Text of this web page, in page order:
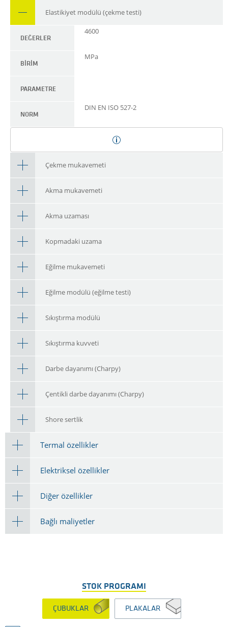
Elastikiyet modülü (çekme testi)
DEĞERLER
4600
BIRIM
MPa
PARAMETRE
NORM
DIN EN ISO 527-2
Çekme mukavemeti
Akma mukavemeti
Akma uzaması
Kopmadaki uzama
Eğilme mukavemeti
Eğilme modülü (eğilme testi)
Sıkıştırma modülü
Sıkıştırma kuvveti
Darbe dayanımı (Charpy)
Çentikli darbe dayanımı (Charpy)
Shore sertlik
Termal özellikler
Elektriksel özellikler
Diğer özellikler
Bağlı maliyetler
STOK PROGRAMI
ÇUBUKLAR PLAKALAR